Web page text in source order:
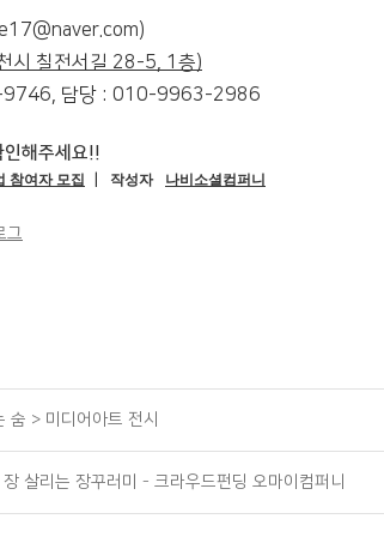
시 칠전서길 28-5, 1층)
9746, 담당 : 010-9963-2986
인해주세요!!
참여자 모집 작성자 나비소셜컴퍼니
그
숨 > 미디어아트 전시
살리는 장꾸러미 - 크라우드펀딩 오마이컴퍼니